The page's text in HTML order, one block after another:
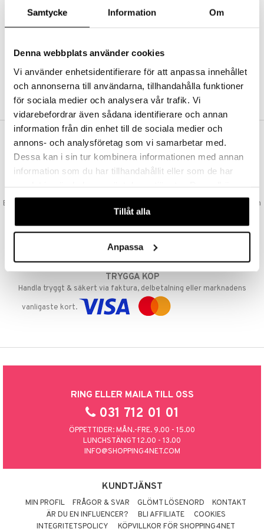
Samtycke Information Om
Denna webbplats använder cookies
Vi använder enhetsidentifierare för att anpassa innehållet
och annonserna till användarna, tillhandahålla funktioner
för sociala medier och analysera vår trafik. Vi
vidarebefordrar även sådana identifierare och annan
information från din enhet till de sociala medier och
annons- och analysföretag som vi samarbetar med.
Dessa kan i sin tur kombinera informationen med annan
information som du har tillhandahållit eller som de har
våra cookies vid fortsatt användande av vår webbplats.
Tillåt alla
Anpassa
Abonnemang
Bevaka produkter
Recensera produkter
SKAPA KUND
VAD KOSTAR FRAKTEN?
Vi erbjuder fri frakt från 350 kr. Vår gräns för fraktfri leverans bestäms
utifån vilken avdelning du handlar från. Läs mer här »
Beställningar lagda före 14:00 (gäller varor i lager) skickas normalt ut från
oss samma dag.
GODKÄND AV LÄKEMEDELSVERKET
EU-logotypen är symbolen som visar att vi är godkända av
TRYGGA KÖP
Handla tryggt & säkert via faktura, delbetalning eller marknadens
vanligaste kort.
RING ELLER MAILA TILL OSS
031 712 01 01
ÖPPETTIDER: MÅN.-FRE. 9.00 - 15.00
LUNCHSTÄNGT 12.00 - 13.00
INFO@SHOPPING4NET.COM
KUNDTJÄNST
MIN PROFIL FRÅGOR & SVAR GLÖMT LÖSENORD
KONTAKT
ÄR DU EN INFLUENCER?
BLI AFFILIATE
COOKIES
INTEGRITETSPOLICY
KÖPVILLKOR FÖR SHOPPING4NET